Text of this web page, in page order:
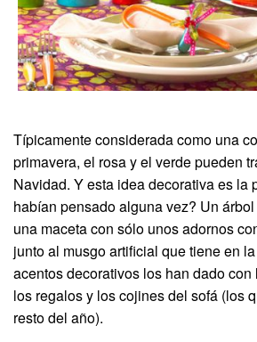
Típicamente considerada como una
primavera, el rosa y el verde pueden
Navidad. Y esta idea decorativa es la
habían pensado alguna vez? Un
una maceta con sólo unos adornos
junto al musgo artificial que tiene en
acentos decorativos los han dado
los regalos y los cojines del sofá (los
resto del año).